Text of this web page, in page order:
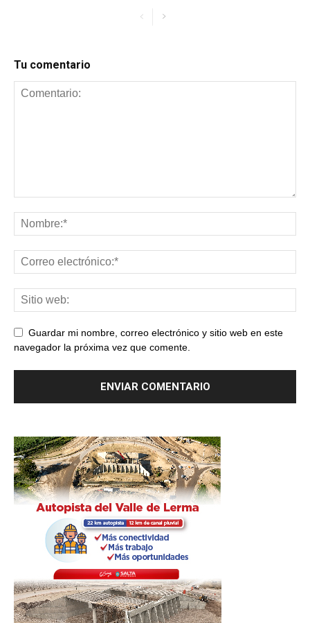
Tu comentario
Guardar mi nombre, correo electrónico y sitio web en este
navegador la próxima vez que comente.